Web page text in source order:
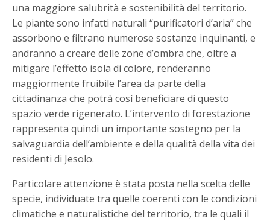
una maggiore salubrità e sostenibilità del territorio.
Le piante sono infatti naturali “purificatori d’aria” che
assorbono e filtrano numerose sostanze inquinanti, e
andranno a creare delle zone d’ombra che, oltre a
mitigare l’effetto isola di colore, renderanno
maggiormente fruibile l’area da parte della
cittadinanza che potrà così beneficiare di questo
spazio verde rigenerato. L’intervento di forestazione
rappresenta quindi un importante sostegno per la
salvaguardia dell’ambiente e della qualità della vita dei
residenti di Jesolo.
Particolare attenzione è stata posta nella scelta delle
specie, individuate tra quelle coerenti con le condizioni
climatiche e naturalistiche del territorio, tra le quali il